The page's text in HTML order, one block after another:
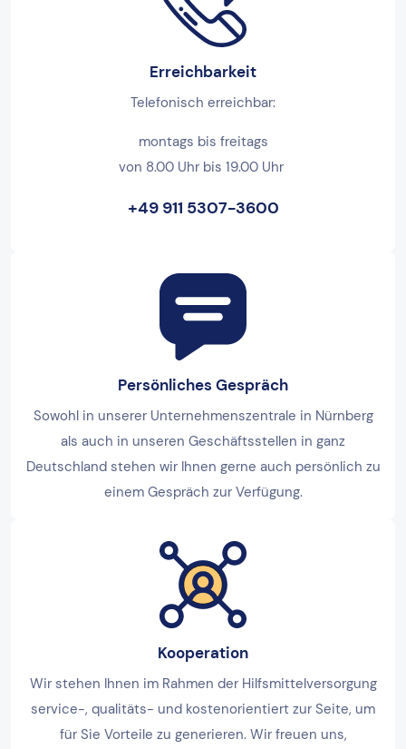
Erreichbarkeit
Telefonisch erreichbar:
montags bis freitags
von 8.00 Uhr bis 19.00 Uhr
+49 911 5307-3600
Persönliches Gespräch
Sowohl in unserer Unternehmenszentrale in Nürnberg
als auch in unseren Geschäftsstellen in ganz
Deutschland stehen wir Ihnen gerne auch persönlich zu
einem Gespräch zur Verfügung.
Kooperation
Wir stehen Ihnen im Rahmen der Hilfsmittelversorgung
service-, qualitäts- und kostenorientiert zur Seite, um
für Sie Vorteile zu generieren. Wir freuen uns,